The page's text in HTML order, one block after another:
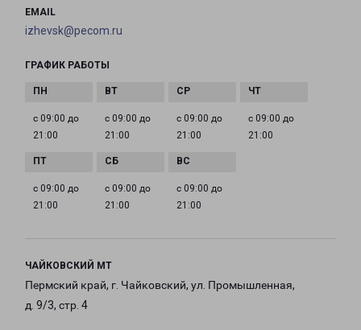
EMAIL
izhevsk@pecom.ru
ГРАФИК РАБОТЫ
с 09:00 до
21:00
с 09:00 до
21:00
с 09:00 до
21:00
с 09:00 до
21:00
с 09:00 до
21:00
с 09:00 до
21:00
с 09:00 до
21:00
ЧАЙКОВСКИЙ МТ
Пермский край, г. Чайковский, ул. Промышленная,
д. 9/3, стр. 4